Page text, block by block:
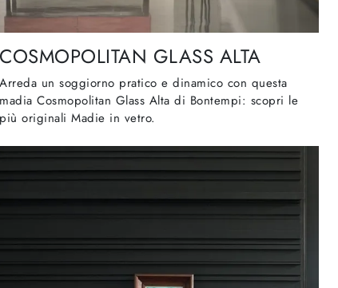
COSMOPOLITAN GLASS ALTA
Arreda un soggiorno pratico e dinamico con questa
madia Cosmopolitan Glass Alta di Bontempi: scopri le
più originali Madie in vetro.